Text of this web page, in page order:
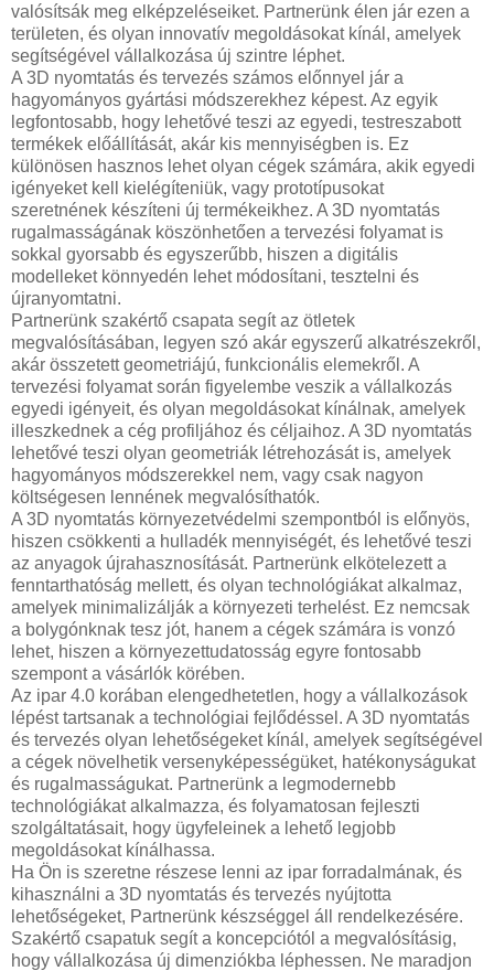
valósítsák meg elképzeléseiket. Partnerünk élen jár ezen a
területen, és olyan innovatív megoldásokat kínál, amelyek
segítségével vállalkozása új szintre léphet.
A 3D nyomtatás és tervezés számos előnnyel jár a
hagyományos gyártási módszerekhez képest. Az egyik
legfontosabb, hogy lehetővé teszi az egyedi, testreszabott
termékek előállítását, akár kis mennyiségben is. Ez
különösen hasznos lehet olyan cégek számára, akik egyedi
igényeket kell kielégíteniük, vagy prototípusokat
szeretnének készíteni új termékeikhez. A 3D nyomtatás
rugalmasságának köszönhetően a tervezési folyamat is
sokkal gyorsabb és egyszerűbb, hiszen a digitális
modelleket könnyedén lehet módosítani, tesztelni és
újranyomtatni.
Partnerünk szakértő csapata segít az ötletek
megvalósításában, legyen szó akár egyszerű alkatrészekről,
akár összetett geometriájú, funkcionális elemekről. A
tervezési folyamat során figyelembe veszik a vállalkozás
egyedi igényeit, és olyan megoldásokat kínálnak, amelyek
illeszkednek a cég profiljához és céljaihoz. A 3D nyomtatás
lehetővé teszi olyan geometriák létrehozását is, amelyek
hagyományos módszerekkel nem, vagy csak nagyon
költségesen lennének megvalósíthatók.
A 3D nyomtatás környezetvédelmi szempontból is előnyös,
hiszen csökkenti a hulladék mennyiségét, és lehetővé teszi
az anyagok újrahasznosítását. Partnerünk elkötelezett a
fenntarthatóság mellett, és olyan technológiákat alkalmaz,
amelyek minimalizálják a környezeti terhelést. Ez nemcsak
a bolygónknak tesz jót, hanem a cégek számára is vonzó
lehet, hiszen a környezettudatosság egyre fontosabb
szempont a vásárlók körében.
Az ipar 4.0 korában elengedhetetlen, hogy a vállalkozások
lépést tartsanak a technológiai fejlődéssel. A 3D nyomtatás
és tervezés olyan lehetőségeket kínál, amelyek segítségével
a cégek növelhetik versenyképességüket, hatékonyságukat
és rugalmasságukat. Partnerünk a legmodernebb
technológiákat alkalmazza, és folyamatosan fejleszti
szolgáltatásait, hogy ügyfeleinek a lehető legjobb
megoldásokat kínálhassa.
Ha Ön is szeretne részese lenni az ipar forradalmának, és
kihasználni a 3D nyomtatás és tervezés nyújtotta
lehetőségeket, Partnerünk készséggel áll rendelkezésére.
Szakértő csapatuk segít a koncepciótól a megvalósításig,
hogy vállalkozása új dimenziókba léphessen. Ne maradjon